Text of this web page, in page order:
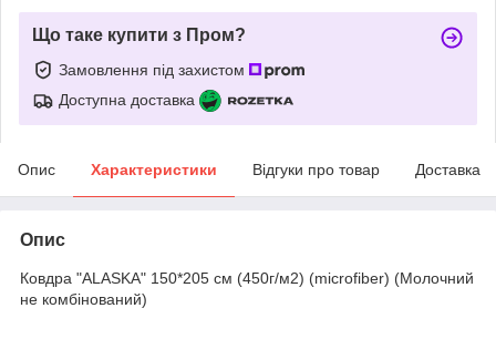
Що таке купити з Пром?
Замовлення під захистом
Доступна доставка
Опис Характеристики Відгуки про товар Доставка
Опис
Ковдра "ALASKA" 150*205 см (450г/м2) (microfiber) (Молочний
не комбінований)